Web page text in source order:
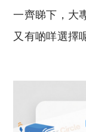
一齊睇下，大
又有啲咩選擇